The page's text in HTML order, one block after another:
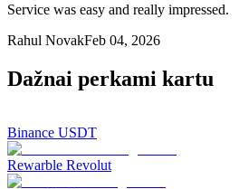
Service was easy and really impressed.
Rahul NovakFeb 04, 2026
Dažnai perkami kartu
Binance USDT
Rewarble Revolut